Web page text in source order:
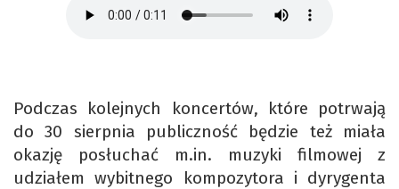
Podczas kolejnych koncertów, które potrwają
do 30 sierpnia publiczność będzie też miała
okazję posłuchać m.in. muzyki filmowej z
udziałem wybitnego kompozytora i dyrygenta